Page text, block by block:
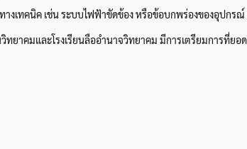
งเทคนิค เช่น ระบบไฟฟ้าขัดข้อง หรือข้อบกพร่องของอุปกร
ยาคมและโรงเรียนลืออำนาจวิทยาคม มีการเตรียมการที่ย